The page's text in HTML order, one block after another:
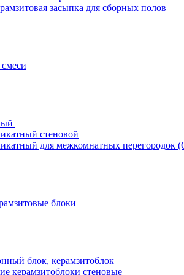
засыпка для сборных полов
стеновой
для межкомнатных перегородок
блоки
блок, керамзитоблок
керамзитоблоки стеновые